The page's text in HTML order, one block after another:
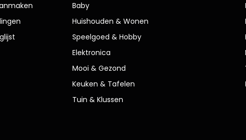
Baby
Huishouden & Wonen
Speelgoed & Hobby
Elektronica
Mooi & Gezond
Keuken & Tafelen
Tuin & Klussen